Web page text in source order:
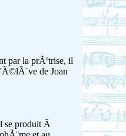
par la prÃªtrise, il
de Joan
se produit Ã